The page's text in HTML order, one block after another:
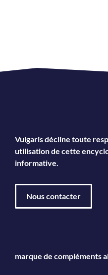
Vulgaris décline toute
utilisation de cette
informative.
Nous contacter
marque de compléments